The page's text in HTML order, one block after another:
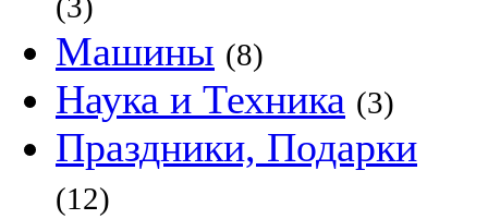
Машины (8)
Наука и Техника (3)
Праздники, Подарки
(12)